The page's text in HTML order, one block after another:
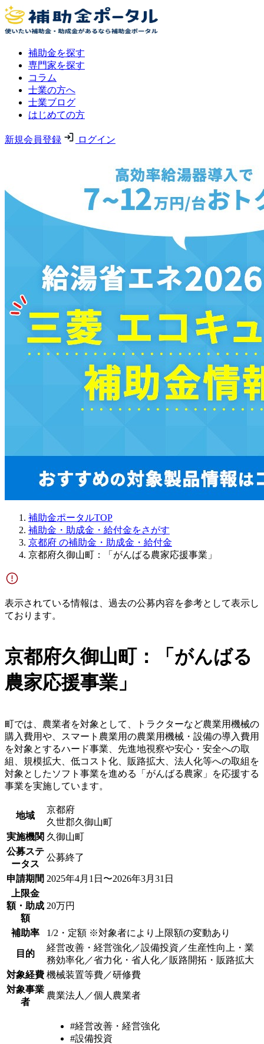
補助金を探す
専門家を探す
コラム
士業の方へ
士業ブログ
はじめての方
新規会員登録 ログイン
補助金ポータルTOP
補助金・助成金・給付金をさがす
京都府 の補助金・助成金・給付金
京都府久御山町：「がんばる農家応援事業」
表示されている情報は、過去の公募内容を参考として表示し
ております。
京都府久御山町：「がんばる
農家応援事業」
町では、農業者を対象として、トラクターなど農業用機械の
購入費用や、スマート農業用の農業用機械・設備の導入費用
を対象とするハード事業、先進地視察や安心・安全への取
組、規模拡大、低コスト化、販路拡大、法人化等への取組を
対象としたソフト事業を進める「がんばる農家」を応援する
事業を実施しています。
地域
京都府
久世郡久御山町
実施機関 久御山町
公募ステ
ータス
公募終了
申請期間 2025年4月1日〜2026年3月31日
上限金
額・助成
額
20万円
補助率 1/2・定額 ※対象者により上限額の変動あり
目的
経営改善・経営強化／設備投資／生産性向上・業
務効率化／省力化・省人化／販路開拓・販路拡大
対象経費 機械装置等費／研修費
対象事業
者
農業法人／個人農業者
#経営改善・経営強化
#設備投資